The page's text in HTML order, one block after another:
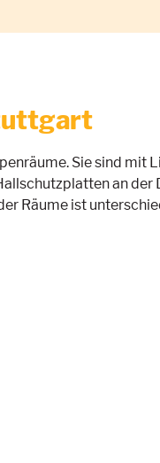
Sie sind mit
an der
Räume ist